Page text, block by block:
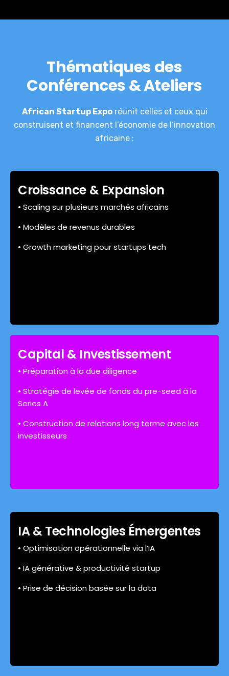
Thématiques des
Conférences & Ateliers
African Startup Exporéunit celles et ceux qui
construisent et financent l’économie de l’innovation
africaine :
Croissance & Expansion
• Scaling sur plusieurs marchés africains
• Modèles de revenus durables
• Growth marketing pour startups tech
Capital & Investissement
• Préparation à la due diligence
• Stratégie de levée de fonds du pre-seed à la
Series A
• Construction de relations long terme avec les
investisseurs
IA & Technologies Émergentes
• Optimisation opérationnelle via l’IA
• IA générative & productivité startup
• Prise de décision basée sur la data